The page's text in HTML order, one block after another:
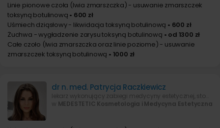
Linie pionowe czoła (lwia zmarszczka) - usuwanie zmarszczek
toksyną botulinową • 600 zł
Uśmiech dziąsłowy - likwidacja toksyną botulinową • 600 zł
Żuchwa - wygładzenie zarysu toksyną botulinową • od 1300 zł
Całe czoło (lwia zmarszczka oraz linie poziome) - usuwanie
zmarszczek toksyną botulinową • 1000 zł
dr n. med. Patrycja Raczkiewicz
lekarz wykonujący zabiegi medycyny estetycznej, stomatolog
w MEDESTETIC Kosmetologia i Medycyna Estetyczna